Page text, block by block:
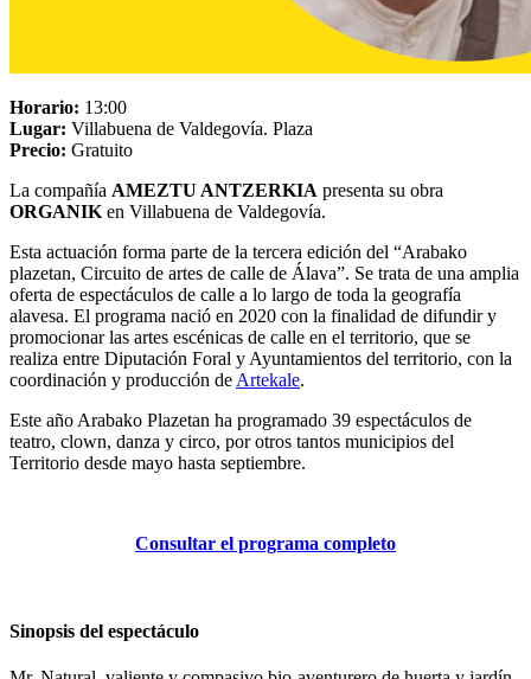
Horario: 13:00
Lugar: Villabuena de Valdegovía. Plaza
Precio: Gratuito
La compañía AMEZTU ANTZERKIA presenta su obra
ORGANIK en Villabuena de Valdegovía.
Esta actuación forma parte de la tercera edición del “Arabako
plazetan, Circuito de artes de calle de Álava”. Se trata de una amplia
oferta de espectáculos de calle a lo largo de toda la geografía
alavesa. El programa nació en 2020 con la finalidad de difundir y
promocionar las artes escénicas de calle en el territorio, que se
realiza entre Diputación Foral y Ayuntamientos del territorio, con la
coordinación y producción de Artekale.
Este año Arabako Plazetan ha programado 39 espectáculos de
teatro, clown, danza y circo, por otros tantos municipios del
Territorio desde mayo hasta septiembre.
Consultar el programa completo
Sinopsis del espectáculo